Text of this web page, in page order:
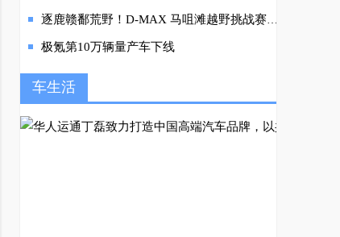
逐鹿赣鄱荒野！D-MAX 马咀滩越野挑战赛热血招募
极氪第10万辆量产车下线
车生活